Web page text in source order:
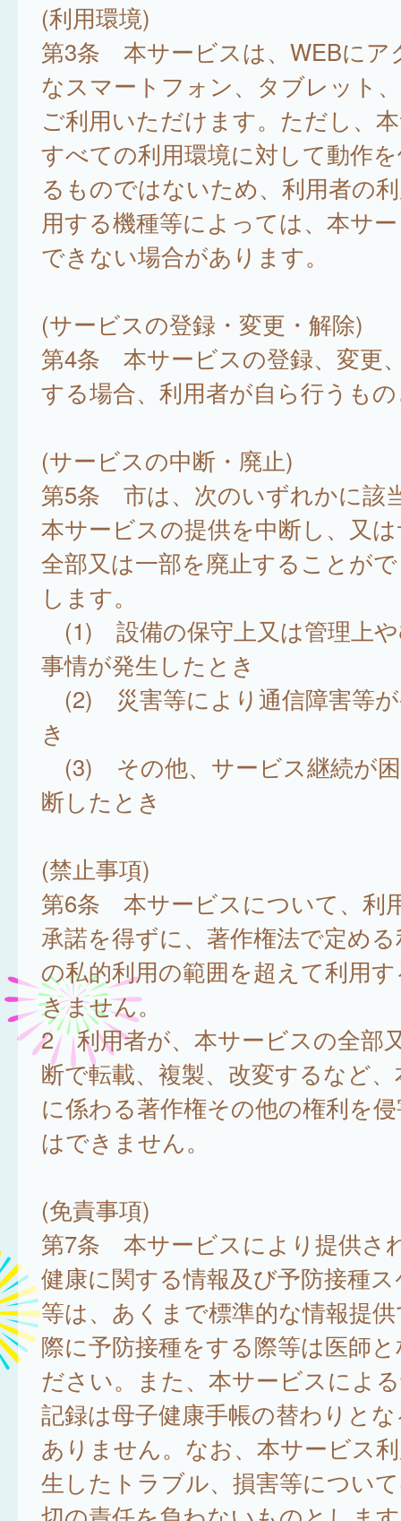
(利用環境)
第3条 本サービスは、WEBにア
なスマートフォン、タブレット
ご利用いただけます。ただし、
すべての利用環境に対して動作
るものではないため、利用者の
用する機種等によっては、本サ
できない場合があります。
(サービスの登録・変更・解除)
第4条 本サービスの登録、変更
する場合、利用者が自ら行うも
(サービスの中断・廃止)
第5条 市は、次のいずれかに該
本サービスの提供を中断し、又
全部又は一部を廃止することが
します。
(1) 設備の保守上又は管理上
事情が発生したとき
(2) 災害等により通信障害等
き
(3) その他、サービス継続が
断したとき
(禁止事項)
第6条 本サービスについて、利
承諾を得ずに、著作権法で定め
の私的利用の範囲を超えて利用
きません。
2 利用者が、本サービスの全部
断で転載、複製、改変するなど
に係わる著作権その他の権利を
はできません。
(免責事項)
第7条 本サービスにより提供さ
健康に関する情報及び予防接種
等は、あくまで標準的な情報提
際に予防接種をする際等は医師
ださい。また、本サービスによ
記録は母子健康手帳の替わりと
ありません。なお、本サービス
生したトラブル、損害等につい